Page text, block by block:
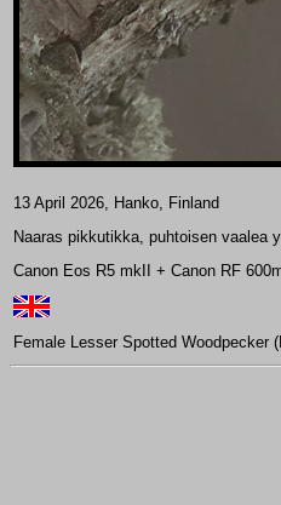
13 April 2026, Hanko, Finland
Naaras pikkutikka, puhtoisen vaalea
Canon Eos R5 mkII + Canon RF
Female Lesser Spotted Woodpecker